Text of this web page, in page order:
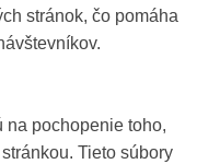
stránok, čo pomáha
pochopenie toho,
Tieto súbory